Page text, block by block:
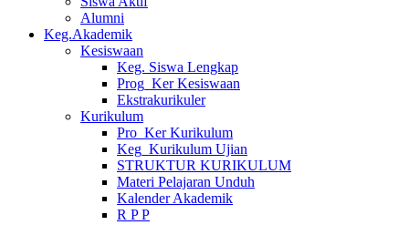
Alumni
Keg.Akademik
Kesiswaan
Keg. Siswa Lengkap
Prog_Ker Kesiswaan
Ekstrakurikuler
Kurikulum
Pro_Ker Kurikulum
Keg_Kurikulum Ujian
STRUKTUR KURIKULUM
Materi Pelajaran Unduh
Kalender Akademik
R P P